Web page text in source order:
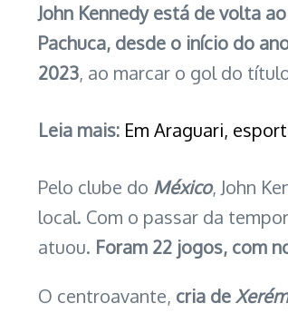
John Kennedy está de volta
Pachuca, desde o início do
2023, ao marcar o gol do
Leia mais: Em Araguari,
Pelo clube do México, John
local. Com o passar da
atuou. Foram 22 jogos, com
O centroavante, cria de Xerém